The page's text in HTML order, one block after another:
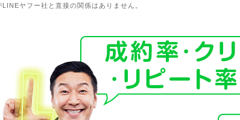
LINEヤフー社と直接の関係はありません。